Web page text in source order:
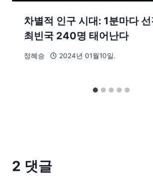
차별적 인구 시대: 1분마다
최빈국 240명 태어난다
정혜승 2024년 01월10일.
2 댓글